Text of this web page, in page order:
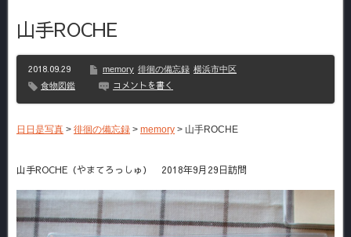
山手ROCHE
2018.09.29 memory 徘徊の備忘録 横浜市中区
食物図鑑
コメントを書く
日日是写真 > 徘徊の備忘録 > memory > 山手ROCHE
山手ROCHE（やまてろっしゅ） 2018年9月29日訪問